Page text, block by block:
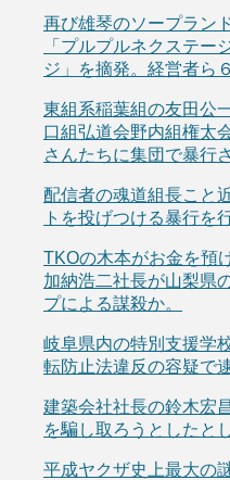
再び雄琴のソープラン
「プルプルネクステー
ジ」を摘発。経営者ら
東組系稲葉組の友田公
口組弘道会野内組権太
さんたちに集団で暴行
配信者の魂道組長こと
トを投げつける暴行を
TKOの木本がお金を預
加納浩二社長が山梨県
プによる謀殺か。
岐阜県内の特別支援学
転防止法違反の容疑で
建築会社社長の鈴木宏
を騙し取ろうとしたと
平成ヤクザ史上最大の